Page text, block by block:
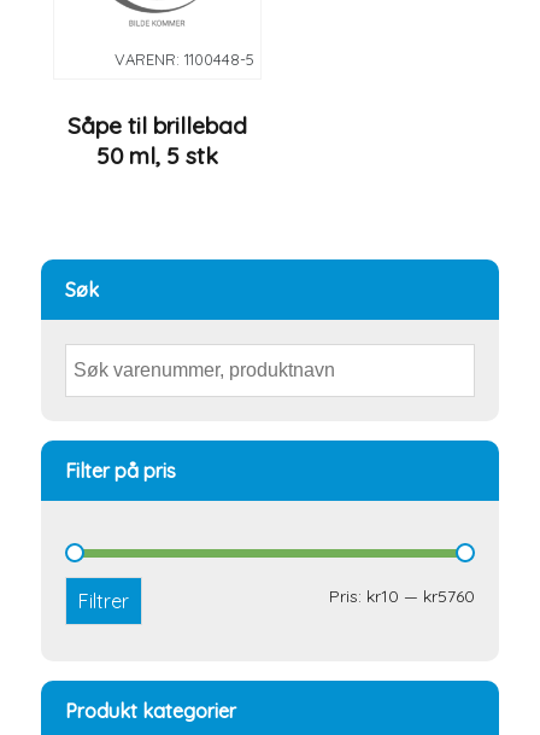
VARENR: 1100448-5
Såpe til brillebad
50 ml, 5 stk
Søk
Filter på pris
Filtrer Pris: kr10 — kr5760
Produkt kategorier